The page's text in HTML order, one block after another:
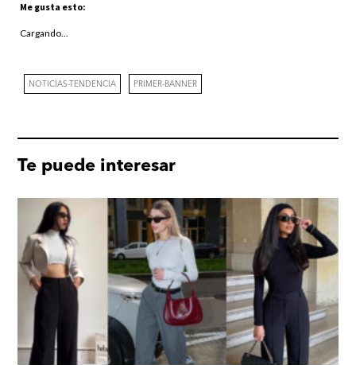
Me gusta esto:
Cargando...
NOTICIAS-TENDENCIA PRIMER-BANNER
Te puede interesar